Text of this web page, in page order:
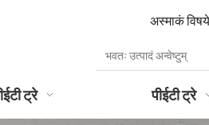
अस्माकं विषये
ट्रे पीईटी ट्रे